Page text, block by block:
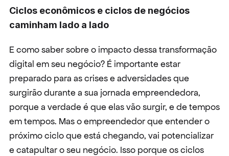
Ciclos econômicos e ciclos de negócios
caminham lado a lado
E como saber sobre o impacto dessa transformação
digital em seu negócio? É importante estar
preparado para as crises e adversidades que
surgirão durante a sua jornada empreendedora,
porque a verdade é que elas vão surgir, e de tempos
em tempos. Mas o empreendedor que entender o
próximo ciclo que está chegando, vai potencializar
e catapultar o seu negócio. Isso porque os ciclos